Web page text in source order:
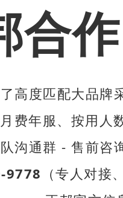
合
高度匹配大品牌
年服、按用人
沟通群 - 售前咨
9778 （专人对接